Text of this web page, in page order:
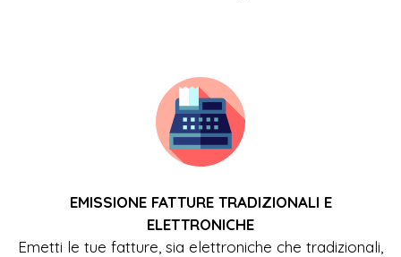
EMISSIONE FATTURE TRADIZIONALI E
ELETTRONICHE
Emetti le tue fatture, sia elettroniche che tradizionali,